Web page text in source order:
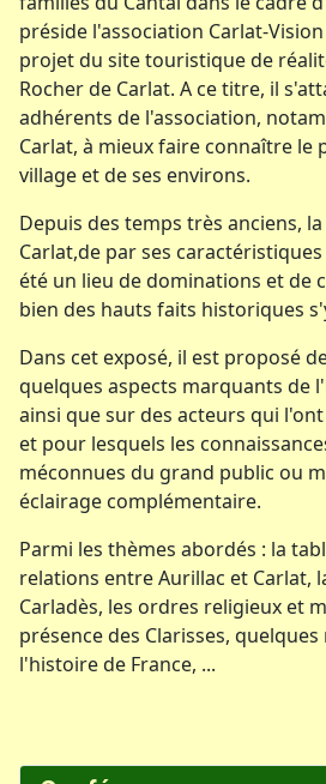
préside l'association Carlat-
projet du site touristique de
Rocher de Carlat. A ce titre, il
adhérents de l'association,
Carlat, à mieux faire connaître le
village et de ses environs.
Depuis des temps très anciens,
Carlat,de par ses
été un lieu de dominations et de
bien des hauts faits historiques
Dans cet exposé, il est proposé
quelques aspects marquants de
ainsi que sur des acteurs qui
et pour lesquels les
méconnues du grand public ou
éclairage complémentaire.
Parmi les thèmes abordés : la
relations entre Aurillac et Carlat,
Carladès, les ordres religieux et
présence des Clarisses,
l'histoire de France, ...